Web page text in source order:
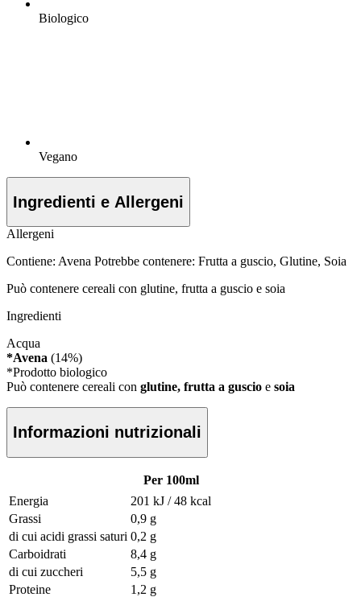
Biologico
Vegano
Ingredienti e Allergeni
Allergeni
Contiene: Avena Potrebbe contenere: Frutta a guscio, Glutine, Soia
Può contenere cereali con glutine, frutta a guscio e soia
Ingredienti
Acqua
*Avena (14%)
*Prodotto biologico
Può contenere cereali con glutine, frutta a guscio e soia
Informazioni nutrizionali
Per 100ml
Energia
201 kJ / 48 kcal
Grassi
0,9 g
di cui acidi grassi saturi 0,2 g
Carboidrati
8,4 g
di cui zuccheri
5,5 g
Proteine
1,2 g